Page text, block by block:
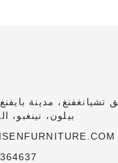
بيلون، نينغبو، الصين